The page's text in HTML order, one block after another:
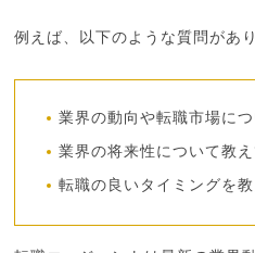
例えば、以下のような質問があり
業界の動向や転職市場に
業界の将来性について教え
転職の良いタイミングを教